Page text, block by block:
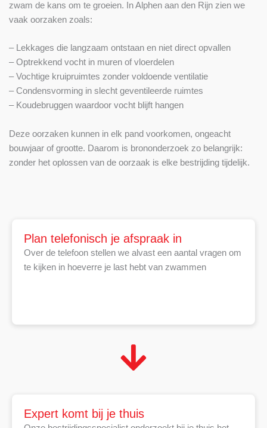
zwam de kans om te groeien. In Alphen aan den Rijn zien we
vaak oorzaken zoals:
– Lekkages die langzaam ontstaan en niet direct opvallen
– Optrekkend vocht in muren of vloerdelen
– Vochtige kruipruimtes zonder voldoende ventilatie
– Condensvorming in slecht geventileerde ruimtes
– Koudebruggen waardoor vocht blijft hangen
Deze oorzaken kunnen in elk pand voorkomen, ongeacht
bouwjaar of grootte. Daarom is brononderzoek zo belangrijk:
zonder het oplossen van de oorzaak is elke bestrijding tijdelijk.
Plan telefonisch je afspraak in
Over de telefoon stellen we alvast een aantal vragen om
te kijken in hoeverre je last hebt van zwammen
Expert komt bij je thuis